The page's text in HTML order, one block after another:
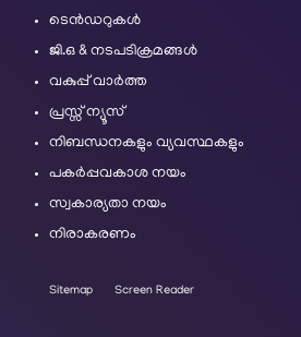
ടെൻഡറുകൾ
ജി.ഒ & നടപടിക്രമങ്ങൾ
വകുപ്പ് വാർത്ത
പ്രസ്സ് ന്യൂസ്
നിബന്ധനകളും വ്യവസ്ഥകളും
പകർപ്പവകാശ നയം
സ്വകാര്യതാ നയം
നിരാകരണം
Sitemap Screen Reader